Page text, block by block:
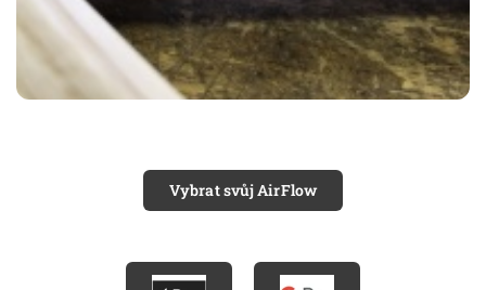
Vybrat svůj AirFlow